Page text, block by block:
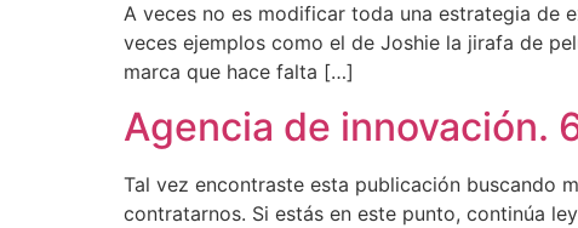
A veces no es modificar toda una estrategia de
veces ejemplos como el de Joshie la jirafa de
marca que hace falta […]
Agencia de innovación.
Tal vez encontraste esta publicación buscando
contratarnos. Si estás en este punto, continúa